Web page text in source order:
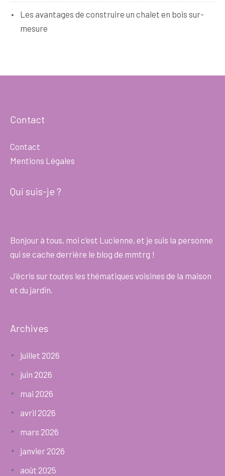
Les avantages de construire un chalet en bois sur-
mesure
Contact
Contact
Mentions Légales
Qui suis-je ?
Bonjour à tous, moi c’est Lucienne, et je suis la personne
qui se cache derrière le blog de mmtrg !
J’écris sur toutes les thématiques voisines de la maison
et du jardin.
Archives
juillet 2026
juin 2026
mai 2026
avril 2026
mars 2026
janvier 2026
août 2025